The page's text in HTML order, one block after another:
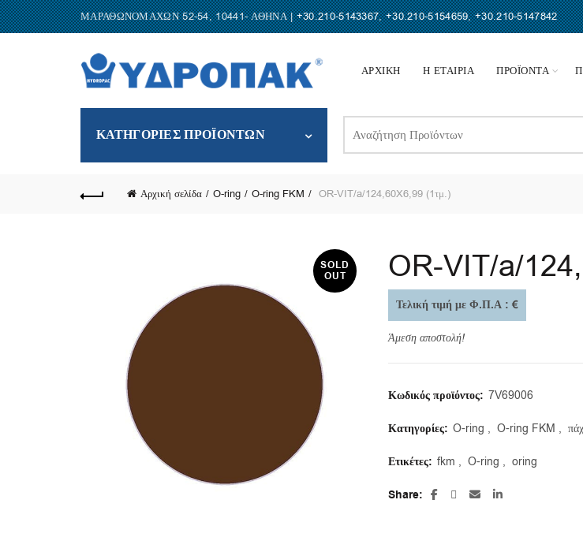
ΜΑΡΑΘΩΝΟΜΑΧΩΝ 52-54, 10441- ΑΘΗΝΑ |+30.210-5143367,+30.210-5154659,+30.210-5147842
ΑΡΧΙΚΗ Η ΕΤΑΙΡΙΑ ΠΡΟΪΟΝΤΑ
ΚΑΤΗΓΟΡΙΕΣ ΠΡΟΪΟΝΤΩΝ
for:
Αρχική σελίδα O-ring O-ring FKM OR-VIT/a/124,60X6,99 (1τμ.)
SOLD
OUT
OR-VIT/a/
Τελική τιμή με Φ.Π.Α : €
Άμεση αποστολή!
Κωδικός προϊόντος: 7V69006
Κατηγορίες: O-ring , O-ring FKM ,
Ετικέτες: fkm , O-ring , oring
Share